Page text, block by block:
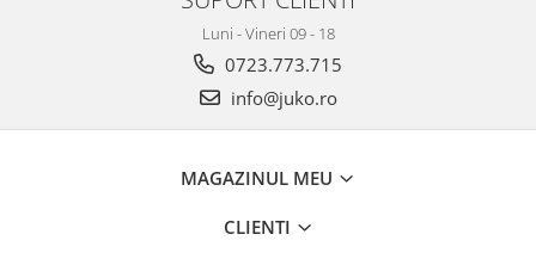
Luni - Vineri 09 - 18
0723.773.715
info@juko.ro
MAGAZINUL MEU
CLIENTI